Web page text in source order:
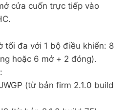
cửa cuốn trực tiếp vào
tối đa với 1 bộ điều khiển: 8
hoặc 6 mở + 2 đóng).
(từ bản firm 2.1.0 build